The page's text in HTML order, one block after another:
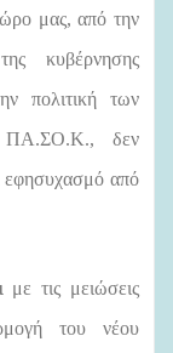
μας, από την
κυβέρνησης
πολιτική των
ΠΑ.ΣΟ.Κ., δεν
εφησυχασμό από
με τις μειώσεις
του νέου